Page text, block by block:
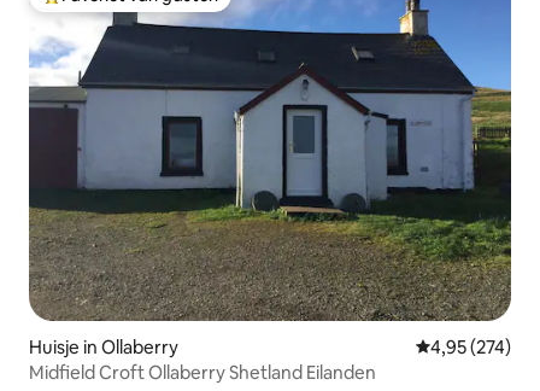
Topfavoriet van gasten
Huisje in Ollaberry Gemiddelde
4,95 (274)
Midfield Croft Ollaberry Shetland Eilanden